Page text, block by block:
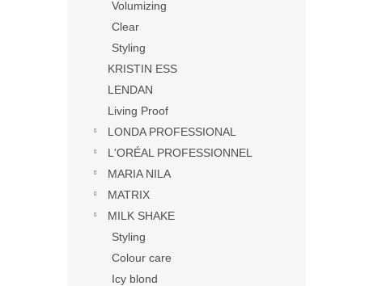
Volumizing
Clear
Styling
KRISTIN ESS
LENDAN
Living Proof
LONDA PROFESSIONAL
L'ORÉAL PROFESSIONNEL
MARIA NILA
MATRIX
MILK SHAKE
Styling
Colour care
Icy blond